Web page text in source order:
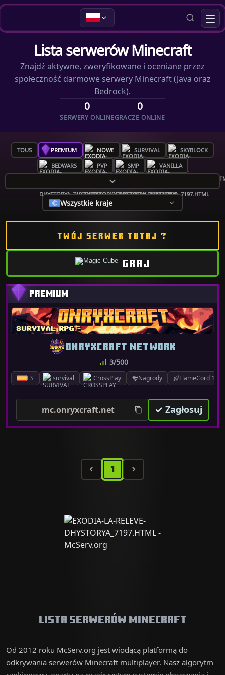
Lista serwerów Minecraft
Znajdź aktywne, zweryfikowane i oceniane przez
społeczność darmowe serwery Minecraft (Java oraz
Bedrock).
0
SERWERY ONLINE
0
GRACZE ONLINE
TOUS PREMIUM NOWE SURVIVAL SKYBLOCK
BEDWARS PVP SMP VANILLA
Wszystkie kraje
TWÓJ SERWER TUTAJ ?
GRAJ
ES survival CrossPlay Nagrody FlameCord
ONRYXCRAFT NETWORK
3/500
mc.onryxcraft.net ✓ Zagłosuj
1
Lista serwerów Minecraft
Od 2012 roku McServ.org jest wiodącą platformą do
odkrywania serwerów Minecraft multiplayer. Nasz algorytm